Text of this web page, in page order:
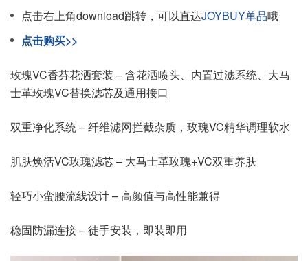
点击右上角download跳转，可以直达JOYBUY单品哦
点击购买>>
玫瑰VC香芬花洒套装 – 含花洒喷头、内置过滤系统、大马
士革玫瑰VC替换滤芯及通用接口
双重净化系统 – 纤维滤网拦截杂质，玫瑰VC精华调理软水
肌肤焕活VC玫瑰滤芯 – 大马士革玫瑰+VC双重养肤
轻巧小蛮腰流线设计 – 高颜值与高性能兼得
稳固防漏连接 – 徒手安装，即装即用